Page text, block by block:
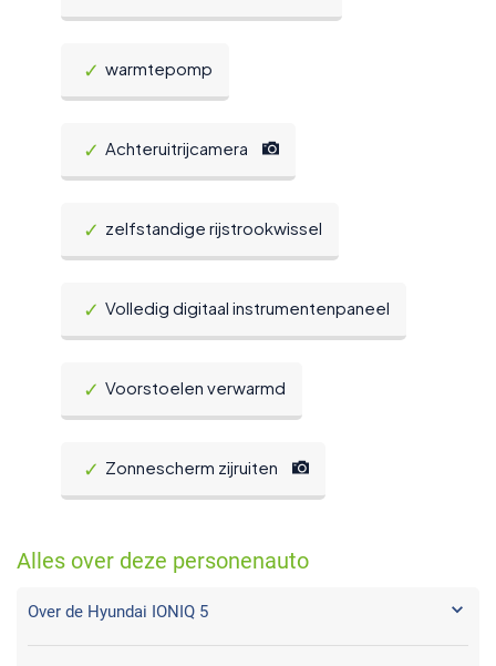
warmtepomp
Achteruitrijcamera
zelfstandige rijstrookwissel
Volledig digitaal instrumentenpaneel
Voorstoelen verwarmd
Zonnescherm zijruiten
Alles over deze personenauto
Over de Hyundai IONIQ 5